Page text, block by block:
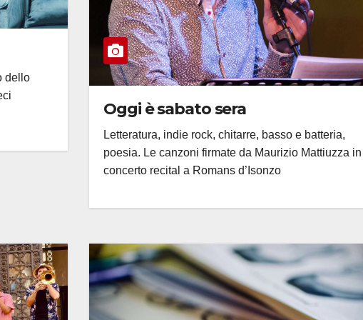
dello
Oggi è sabato sera
Letteratura, indie rock, chitarre, basso e batteria,
poesia. Le canzoni firmate da Maurizio Mattiuzza
concerto recital a Romans d’Isonzo